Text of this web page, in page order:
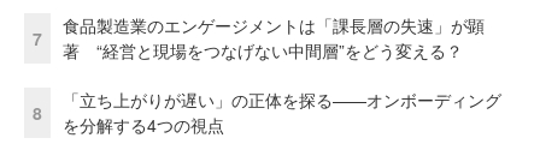
7
食品製造業のエンゲージメントは「課長層の失速」が顕
著 “経営と現場をつなげない中間層”をどう変える？
8
「立ち上がりが遅い」の正体を探る——オンボーディング
を分解する4つの視点